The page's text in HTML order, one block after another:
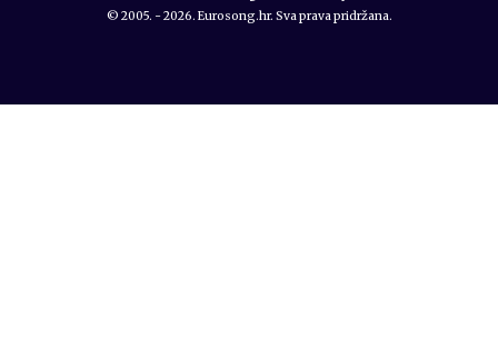
© 2005. - 2026. Eurosong.hr. Sva prava pridržana.